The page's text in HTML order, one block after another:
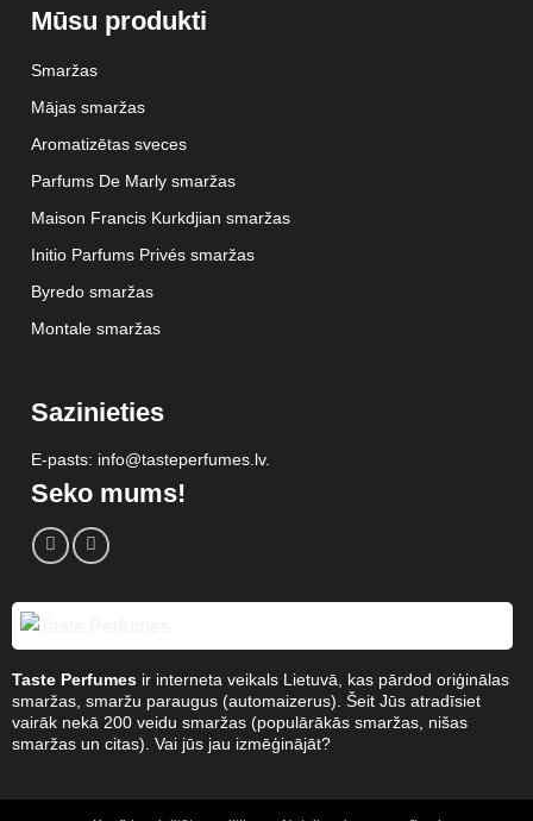
Mūsu produkti
Smaržas
Mājas smaržas
Aromatizētas sveces
Parfums De Marly smaržas
Maison Francis Kurkdjian smaržas
Initio Parfums Privés smaržas
Byredo smaržas
Montale smaržas
Sazinieties
E-pasts: info@tasteperfumes.lv.
Seko mums!
Taste Perfumesir interneta veikals Lietuvā, kas pārdod oriģinālas
smaržas, smaržu paraugus (automaizerus). Šeit Jūs atradīsiet
vairāk nekā 200 veidu smaržas (populārākās smaržas, nišas
smaržas un citas). Vai jūs jau izmēģinājāt?